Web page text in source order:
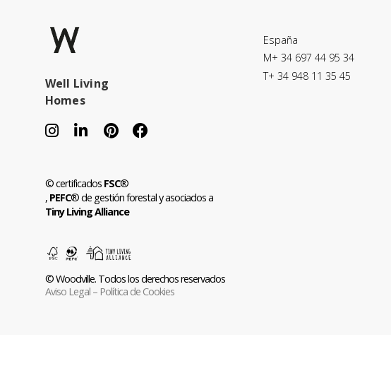
Well Living
Homes
© certificados FSC®
, PEFC® de gestión forestal y asociados a
Tiny Living Alliance
© Woodville. Todos los derechos reservados
Aviso Legal– Política de Cookies
España
M+ 34 697 44 95 34
T+ 34 948 11 35 45